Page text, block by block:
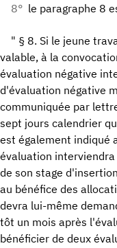
8° le paragraphe 8
" § 8. Si le jeune
valable, à la
évaluation négative
d'évaluation négative
communiquée par
sept jours calendrier
est également indiqué
évaluation
de son stage
au bénéfice des
devra lui-même
tôt un mois après
bénéficier de deux